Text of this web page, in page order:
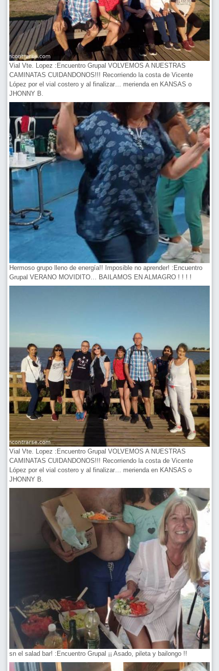
Vial Vte. Lopez :Encuentro Grupal VOLVEMOS A NUESTRAS
CAMINATAS CUIDANDONOS!!! Recorriendo la costa de Vicente
López por el vial costero y al finalizar… merienda en KANSAS o
JHONNY B.
Hermoso grupo lleno de energía!! Imposible no aprender! :Encuentro
Grupal VERANO MOVIDITO… BAILAMOS EN ALMAGRO ! ! ! !
Vial Vte. Lopez :Encuentro Grupal VOLVEMOS A NUESTRAS
CAMINATAS CUIDANDONOS!!! Recorriendo la costa de Vicente
López por el vial costero y al finalizar… merienda en KANSAS o
JHONNY B.
sn el salad bar! :Encuentro Grupal ¡¡ Asado, pileta y bailongo !!